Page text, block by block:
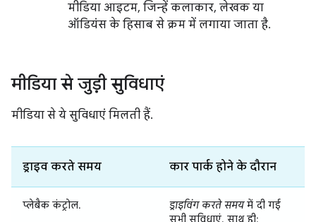
मीडिया आइटम, जिन्हें कलाकार, लेखक या
ऑडियंस के हिसाब से क्रम में लगाया जाता है.
मीडिया से जुड़ी सुविधाएं
मीडिया से ये सुविधाएं मिलती हैं.
ड्राइव करते समय कार पार्क होने के दौरान
प्लेबैक कंट्रोल.
ड्राइविंग करते समयमें दी गई
सभी सुविधाएं. साथ ही: